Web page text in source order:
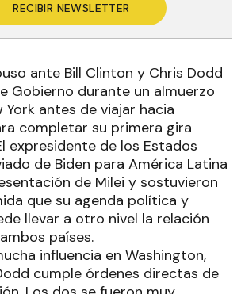
RECIBIR NEWSLETTER
ante Bill Clinton y Chris Dodd
Gobierno durante un almuerzo
York antes de viajar hacia
completar su primera gira
expresidente de los Estados
de Biden para América Latina
de Milei y sostuvieron
que su agenda política y
llevar a otro nivel la relación
países.
influencia en Washington,
cumple órdenes directas de